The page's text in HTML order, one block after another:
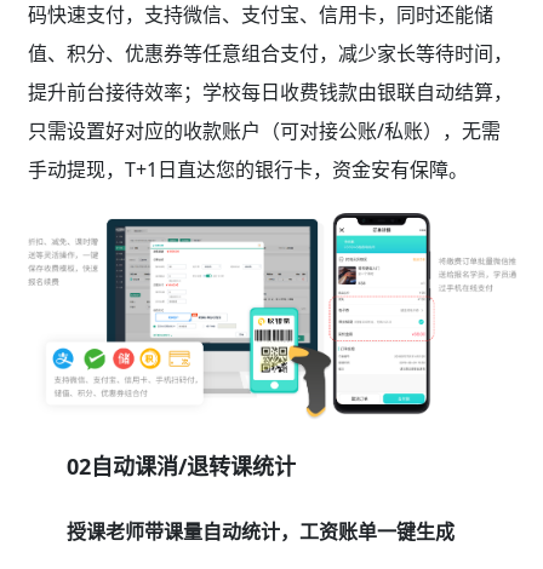
码快速支付，支持微信、支付宝、信用卡，同时还能储
值、积分、优惠券等任意组合支付，减少家长等待时间，
提升前台接待效率；学校每日收费钱款由银联自动结算，
只需设置好对应的收款账户（可对接公账/私账），无需
手动提现，T+1日直达您的银行卡，资金安有保障。
02自动课消/退转课统计
授课老师带课量自动统计，工资账单一键生成